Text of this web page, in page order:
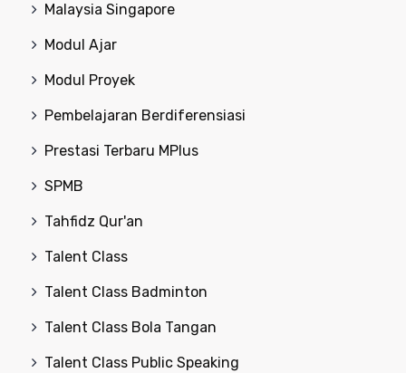
Malaysia Singapore
Modul Ajar
Modul Proyek
Pembelajaran Berdiferensiasi
Prestasi Terbaru MPlus
SPMB
Tahfidz Qur'an
Talent Class
Talent Class Badminton
Talent Class Bola Tangan
Talent Class Public Speaking